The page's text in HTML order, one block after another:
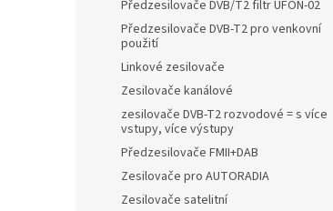
Předzesilovače DVB/T2 filtr UFON-02
Předzesilovače DVB-T2 pro venkovní
použití
Linkové zesilovače
Zesilovače kanálové
zesilovače DVB-T2 rozvodové = s více
vstupy, více výstupy
Předzesilovače FMII+DAB
Zesilovače pro AUTORADIA
Zesilovače satelitní